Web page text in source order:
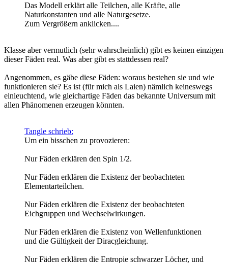
Das Modell erklärt alle Teilchen, alle Kräfte, alle
Naturkonstanten und alle Naturgesetze.
Zum Vergrößern anklicken....
Klasse aber vermutlich (sehr wahrscheinlich) gibt es keinen einzigen
dieser Fäden real. Was aber gibt es stattdessen real?
Angenommen, es gäbe diese Fäden: woraus bestehen sie und wie
funktionieren sie? Es ist (für mich als Laien) nämlich keineswegs
einleuchtend, wie gleichartige Fäden das bekannte Universum mit
allen Phänomenen erzeugen könnten.
Tangle schrieb:
Um ein bisschen zu provozieren:
Nur Fäden erklären den Spin 1/2.
Nur Fäden erklären die Existenz der beobachteten
Elementarteilchen.
Nur Fäden erklären die Existenz der beobachteten
Eichgruppen und Wechselwirkungen.
Nur Fäden erklären die Existenz von Wellenfunktionen
und die Gültigkeit der Diracgleichung.
Nur Fäden erklären die Entropie schwarzer Löcher, und